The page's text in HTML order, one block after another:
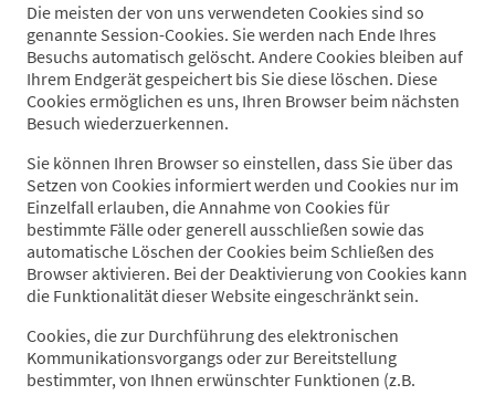
Die meisten der von uns verwendeten Cookies sind so
genannte Session-Cookies. Sie werden nach Ende Ihres
Besuchs automatisch gelöscht. Andere Cookies bleiben auf
Ihrem Endgerät gespeichert bis Sie diese löschen. Diese
Cookies ermöglichen es uns, Ihren Browser beim nächsten
Besuch wiederzuerkennen.
Sie können Ihren Browser so einstellen, dass Sie über das
Setzen von Cookies informiert werden und Cookies nur im
Einzelfall erlauben, die Annahme von Cookies für
bestimmte Fälle oder generell ausschließen sowie das
automatische Löschen der Cookies beim Schließen des
Browser aktivieren. Bei der Deaktivierung von Cookies kann
die Funktionalität dieser Website eingeschränkt sein.
Cookies, die zur Durchführung des elektronischen
Kommunikationsvorgangs oder zur Bereitstellung
bestimmter, von Ihnen erwünschter Funktionen (z.B.